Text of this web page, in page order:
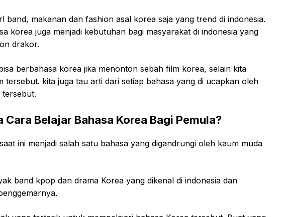
band, makanan dan fashion asal korea saja yang trend di indonesia.
korea juga menjadi kebutuhan bagi masyarakat di indonesia yang
drakor.
berbahasa korea jika menonton sebah film korea, selain kita
tersebut. kita juga tau arti dari setiap bahasa yang di ucapkan oleh
Cara Belajar Bahasa Korea Bagi Pemula?
ini menjadi salah satu bahasa yang digandrungi oleh kaum muda
band kpop dan drama Korea yang dikenal di indonesia dan